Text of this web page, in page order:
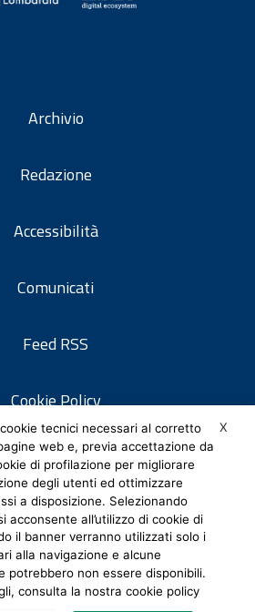
Archivio
Redazione
Accessibilità
Comunicati
Feed RSS
Cookie Policy
privacy
Note legali
Media Policy
X
tecnici necessari al corretto
web e, previa accettazione da
di profilazione per migliorare
degli utenti ed ottimizzare
a disposizione. Selezionando
acconsente all’utilizzo di cookie di
il banner verranno utilizzati solo i
alla navigazione e alcune
potrebbero non essere disponibili.
consulta la nostra cookie policy